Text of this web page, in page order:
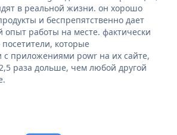
в реальной жизни. он хорошо
и беспрепятственно дает
опыт работы на месте. фактически
которые
с приложениями powr на их сайте,
раза дольше, чем любой другой